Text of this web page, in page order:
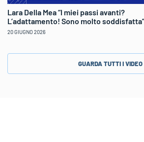
Lara Della Mea “I miei passi avanti?
L’adattamento! Sono molto soddisfatta”
20 GIUGNO 2026
GUARDA TUTTI I VIDEO